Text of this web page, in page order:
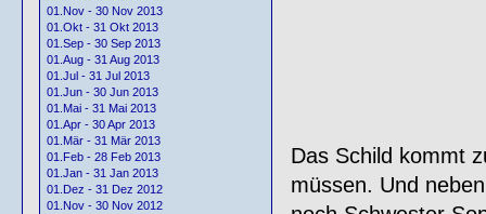
01.Nov - 30 Nov 2013
01.Okt - 31 Okt 2013
01.Sep - 30 Sep 2013
01.Aug - 31 Aug 2013
01.Jul - 31 Jul 2013
01.Jun - 30 Jun 2013
01.Mai - 31 Mai 2013
01.Apr - 30 Apr 2013
01.Mär - 31 Mär 2013
01.Feb - 28 Feb 2013
01.Jan - 31 Jan 2013
01.Dez - 31 Dez 2012
01.Nov - 30 Nov 2012
Das Schild kommt
müssen. Und